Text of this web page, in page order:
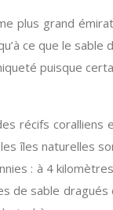
plus grand
ce que le
puisque
récifs
îles naturelles
: à 4
sable dragués